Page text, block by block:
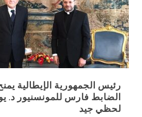
رئيس الجمهورية الإيطالية
الضابط فارس للمونسنيور د.
لحظي جيد